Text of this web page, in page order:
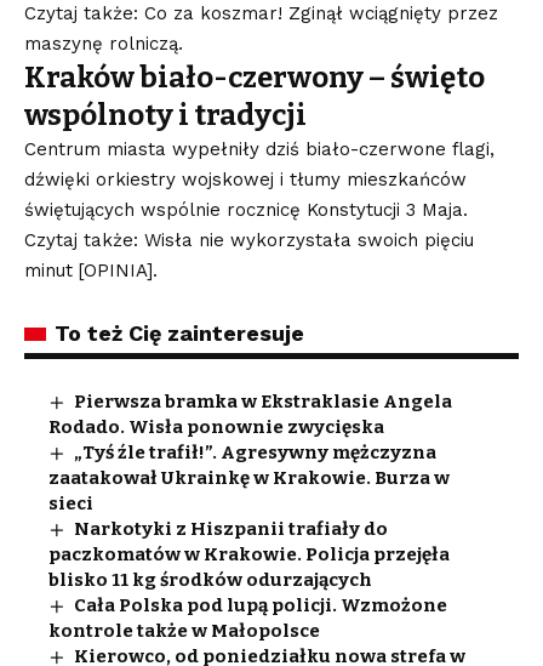
Czytaj także: Co za koszmar! Zginął wciągnięty przez
maszynę rolniczą.
Kraków biało-czerwony – święto
wspólnoty i tradycji
Centrum miasta wypełniły dziś biało-czerwone flagi,
dźwięki orkiestry wojskowej i tłumy mieszkańców
świętujących wspólnie rocznicę Konstytucji 3 Maja.
Czytaj także: Wisła nie wykorzystała swoich pięciu
minut [OPINIA].
To też Cię zainteresuje
Pierwsza bramka w Ekstraklasie Angela
Rodado. Wisła ponownie zwycięska
„Tyś źle trafił!”. Agresywny mężczyzna
zaatakował Ukrainkę w Krakowie. Burza w
sieci
Narkotyki z Hiszpanii trafiały do
paczkomatów w Krakowie. Policja przejęła
blisko 11 kg środków odurzających
Cała Polska pod lupą policji. Wzmożone
kontrole także w Małopolsce
Kierowco, od poniedziałku nowa strefa w